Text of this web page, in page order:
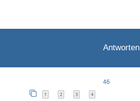
Antworten
1 2 3 4
46